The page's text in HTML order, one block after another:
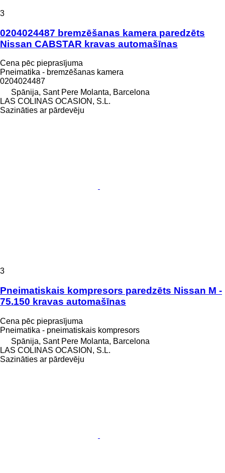
3
0204024487 bremzēšanas kamera paredzēts
Nissan CABSTAR kravas automašīnas
Cena pēc pieprasījuma
Pneimatika - bremzēšanas kamera
0204024487
Spānija, Sant Pere Molanta, Barcelona
LAS COLINAS OCASION, S.L.
Sazināties ar pārdevēju
3
Pneimatiskais kompresors paredzēts Nissan M -
75.150 kravas automašīnas
Cena pēc pieprasījuma
Pneimatika - pneimatiskais kompresors
Spānija, Sant Pere Molanta, Barcelona
LAS COLINAS OCASION, S.L.
Sazināties ar pārdevēju